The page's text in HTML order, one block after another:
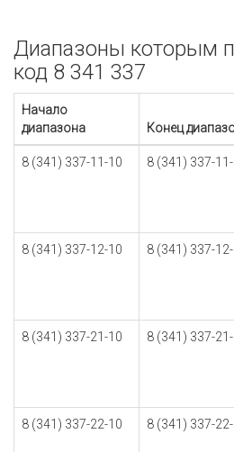
Диапазоны которым
код 8 341 337
Начало
диапазона
Конец
8 (341) 337-11-10 8 (341) 337-
8 (341) 337-12-10 8 (341) 337-
8 (341) 337-21-10 8 (341) 337-
8 (341) 337-22-10 8 (341) 337-